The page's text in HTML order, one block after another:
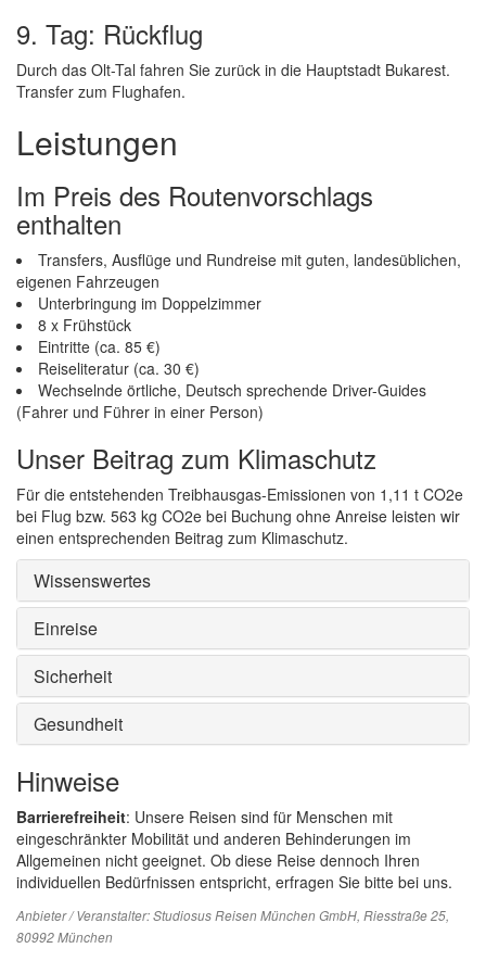
9. Tag: Rückflug
Durch das Olt-Tal fahren Sie zurück in die Hauptstadt Bukarest.
Transfer zum Flughafen.
Leistungen
Im Preis des Routenvorschlags
enthalten
Transfers, Ausflüge und Rundreise mit guten, landesüblichen,
eigenen Fahrzeugen
Unterbringung im Doppelzimmer
8 x Frühstück
Eintritte (ca. 85 €)
Reiseliteratur (ca. 30 €)
Wechselnde örtliche, Deutsch sprechende Driver-Guides
(Fahrer und Führer in einer Person)
Unser Beitrag zum Klimaschutz
Für die entstehenden Treibhausgas-Emissionen von 1,11 t CO2e
bei Flug bzw. 563 kg CO2e bei Buchung ohne Anreise leisten wir
einen entsprechenden Beitrag zum Klimaschutz.
Wissenswertes
Einreise
Sicherheit
Gesundheit
Hinweise
Barrierefreiheit: Unsere Reisen sind für Menschen mit
eingeschränkter Mobilität und anderen Behinderungen im
Allgemeinen nicht geeignet. Ob diese Reise dennoch Ihren
individuellen Bedürfnissen entspricht, erfragen Sie bitte bei uns.
Anbieter / Veranstalter:Studiosus Reisen München GmbH, Riesstraße 25,
80992 München